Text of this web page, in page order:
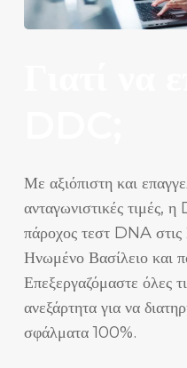
Με αξιόπιστη και
ανταγωνιστικές τιμές,
πάροχος τεστ DNA στις
Ηνωμένο Βασίλειο και
Επεξεργαζόμαστε όλες
ανεξάρτητα για να
σφάλματα 100%.